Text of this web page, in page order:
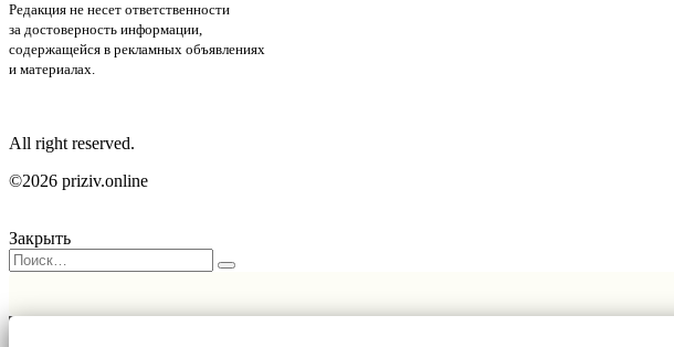
Редакция не несет ответственности
за достоверность информации,
содержащейся в рекламных объявлениях
и материалах.
All right reserved.
©2026 priziv.online
Закрыть